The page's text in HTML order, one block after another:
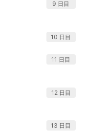
9 日目
10 日目
11 日目
12 日目
13 日目